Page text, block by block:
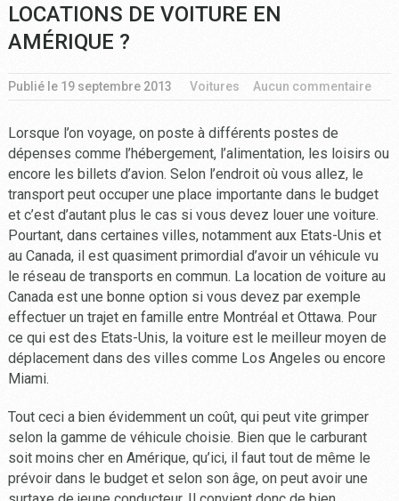
LOCATIONS DE VOITURE EN
AMÉRIQUE ?
Publié le 19 septembre 2013 Voitures Aucun commentaire
Lorsque l’on voyage, on poste à différents postes de
dépenses comme l’hébergement, l’alimentation, les loisirs ou
encore les billets d’avion. Selon l’endroit où vous allez, le
transport peut occuper une place importante dans le budget
et c’est d’autant plus le cas si vous devez louer une voiture.
Pourtant, dans certaines villes, notamment aux Etats-Unis et
au Canada, il est quasiment primordial d’avoir un véhicule vu
le réseau de transports en commun. La location de voiture au
Canada est une bonne option si vous devez par exemple
effectuer un trajet en famille entre Montréal et Ottawa. Pour
ce qui est des Etats-Unis, la voiture est le meilleur moyen de
déplacement dans des villes comme Los Angeles ou encore
Miami.
Tout ceci a bien évidemment un coût, qui peut vite grimper
selon la gamme de véhicule choisie. Bien que le carburant
soit moins cher en Amérique, qu’ici, il faut tout de même le
prévoir dans le budget et selon son âge, on peut avoir une